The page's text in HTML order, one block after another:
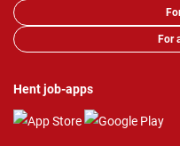
For
Hent job-apps